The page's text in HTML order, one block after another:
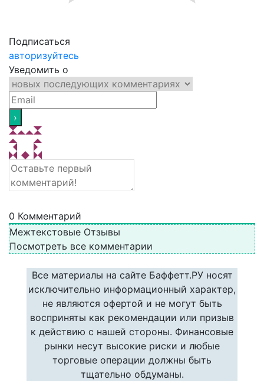
Подписаться
авторизуйтесь
Уведомить о
0 Комментарий
Межтекстовые Отзывы
Посмотреть все комментарии
Все материалы на сайте Баффетт.РУ носят
исключительно информационный характер,
не являются офертой и не могут быть
восприняты как рекомендации или призыв
к действию с нашей стороны. Финансовые
рынки несут высокие риски и любые
торговые операции должны быть
тщательно обдуманы.